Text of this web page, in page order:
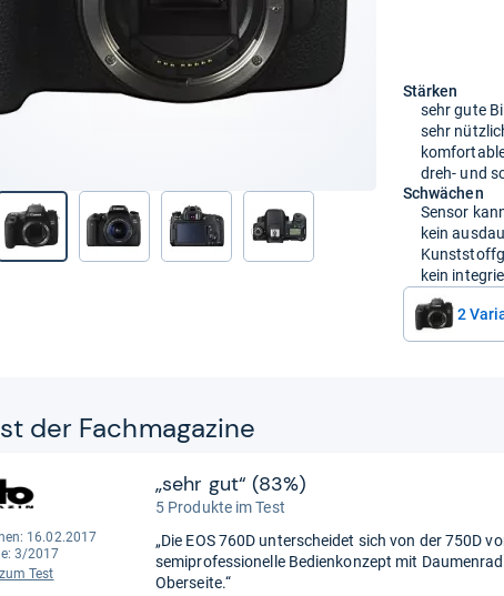
Stärken
sehr gute
sehr
dreh- und
Schwächen
Sensor
kein
kein
2
der Fach­ma­ga­zine
16.02.2017
3/2017
Test
„sehr gut“ (83%)
5 Produkte im Test
„Die EOS 760D unterscheidet sich von der 750D
semiprofessionelle Bedienkonzept mit
Oberseite.“